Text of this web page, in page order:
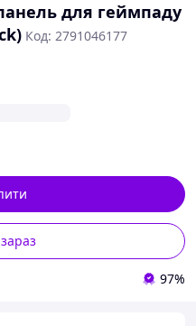
для геймпаду
Код: 2791046177
97%